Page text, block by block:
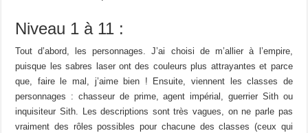
Niveau 1 à 11 :
Tout d’abord, les personnages. J’ai choisi de m’allier à l’empire,
puisque les sabres laser ont des couleurs plus attrayantes et parce
que, faire le mal, j’aime bien ! Ensuite, viennent les classes de
personnages : chasseur de prime, agent impérial, guerrier Sith ou
inquisiteur Sith. Les descriptions sont très vagues, on ne parle pas
vraiment des rôles possibles pour chacune des classes (ceux qui